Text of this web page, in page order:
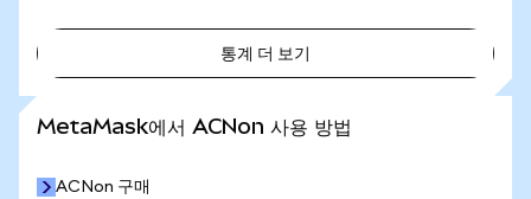
통계 더 보기
MetaMask에서 ACNon 사용 방법
ACNon 구매